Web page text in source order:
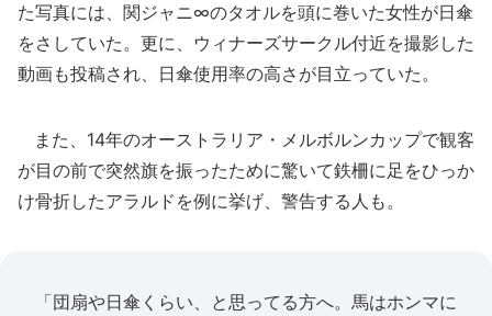
た写真には、関ジャニ∞のタオルを頭に巻いた女性が日傘
をさしていた。更に、ウィナーズサークル付近を撮影した
動画も投稿され、日傘使用率の高さが目立っていた。
また、14年のオーストラリア・メルボルンカップで観客
が目の前で突然旗を振ったために驚いて鉄柵に足をひっか
け骨折したアラルドを例に挙げ、警告する人も。
「団扇や日傘くらい、と思ってる方へ。馬はホンマに